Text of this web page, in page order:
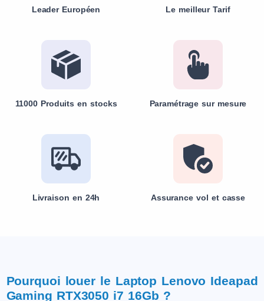
Leader Européen Le meilleur Tarif
11000 Produits en stocks Paramétrage sur mesure
Livraison en 24h Assurance vol et casse
Pourquoi louer le Laptop Lenovo Ideapad
Gaming RTX3050 i7 16Gb ?